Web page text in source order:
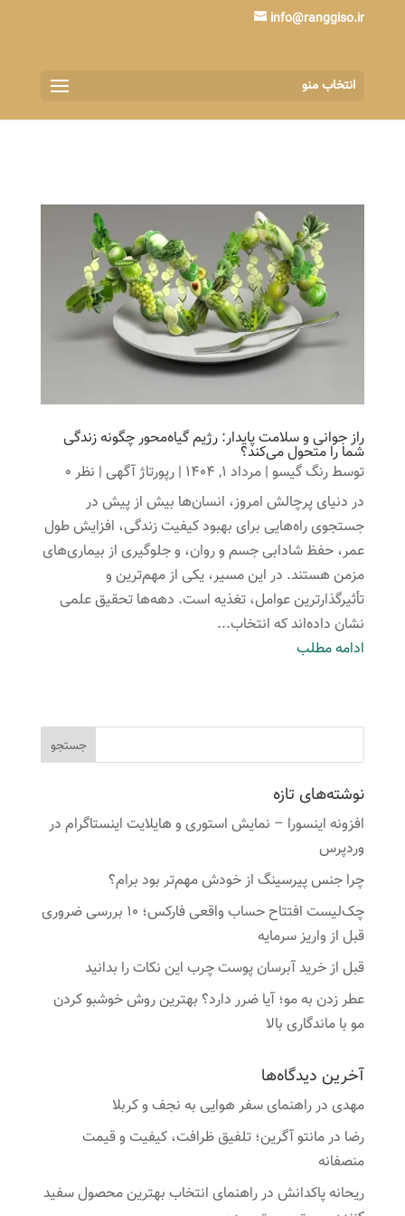
info@ranggiso.ir
انتخاب منو
راز جوانی و سلامت پایدار: رژیم گیاه‌محور چگونه زندگی
شما را متحول می‌کند؟
توسطرنگ گیسو| مرداد 1, 1404 | رپورتاژ آگهی| نظر 0
در دنیای پرچالش امروز، انسان‌ها بیش از پیش در
جستجوی راه‌هایی برای بهبود کیفیت زندگی، افزایش طول
عمر، حفظ شادابی جسم و روان، و جلوگیری از بیماری‌های
مزمن هستند. در این مسیر، یکی از مهم‌ترین و
تأثیرگذارترین عوامل، تغذیه است. دهه‌ها تحقیق علمی
نشان داده‌اند که انتخاب...
ادامه مطلب
نوشته‌های تازه
افزونه اینسورا – نمایش استوری و هایلایت اینستاگرام در
وردپرس
چرا جنس پیرسینگ از خودش مهم‌تر بود برام؟
چک‌لیست افتتاح حساب واقعی فارکس؛ ۱۰ بررسی ضروری
قبل از واریز سرمایه
قبل از خرید آبرسان پوست چرب این نکات را بدانید
عطر زدن به مو؛ آیا ضرر دارد؟ بهترین روش خوشبو کردن
مو با ماندگاری بالا
آخرین دیدگاه‌ها
مهدیدرراهنمای سفر هوایی به نجف و کربلا
رضا درمانتو آگرین؛ تلفیق ظرافت، کیفیت و قیمت
منصفانه
ریحانه پاکدانشدرراهنمای انتخاب بهترین محصول سفید